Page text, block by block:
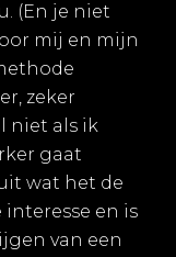
(En je niet
mij en mijn
zeker
niet als ik
gaat
wat het de
interesse en is
van een